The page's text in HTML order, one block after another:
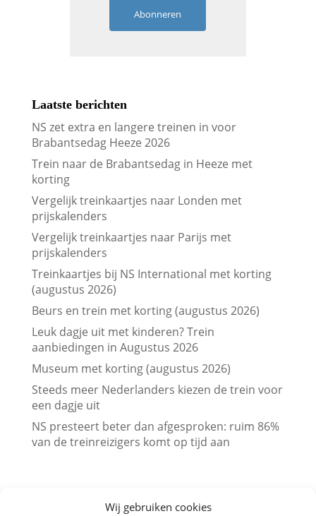
Wij gebruiken cookies
Abonneren
Laatste berichten
NS zet extra en langere treinen in voor
Brabantsedag Heeze 2026
Trein naar de Brabantsedag in Heeze met
korting
Vergelijk treinkaartjes naar Londen met
prijskalenders
Vergelijk treinkaartjes naar Parijs met
prijskalenders
Treinkaartjes bij NS International met korting
(augustus 2026)
Beurs en trein met korting (augustus 2026)
Leuk dagje uit met kinderen? Trein
aanbiedingen in Augustus 2026
Museum met korting (augustus 2026)
Steeds meer Nederlanders kiezen de trein voor
een dagje uit
NS presteert beter dan afgesproken: ruim 86%
van de treinreizigers komt op tijd aan